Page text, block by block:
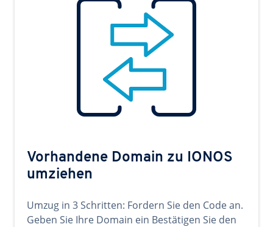
Vorhandene Domain zu IONOS
umziehen
Umzug in 3 Schritten: Fordern Sie den Code an.
Geben Sie Ihre Domain ein Bestätigen Sie den